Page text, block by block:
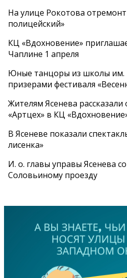
На улице Рокотова
полицейский»
КЦ «Вдохновение»
Чаплине 1 апреля
Юные танцоры из школы им.
призерами фестиваля
Жителям Ясенева рассказали
«Артцех» в КЦ
В Ясеневе показали
лисенка»
И. о. главы управы Ясенева
Соловьиному проезду